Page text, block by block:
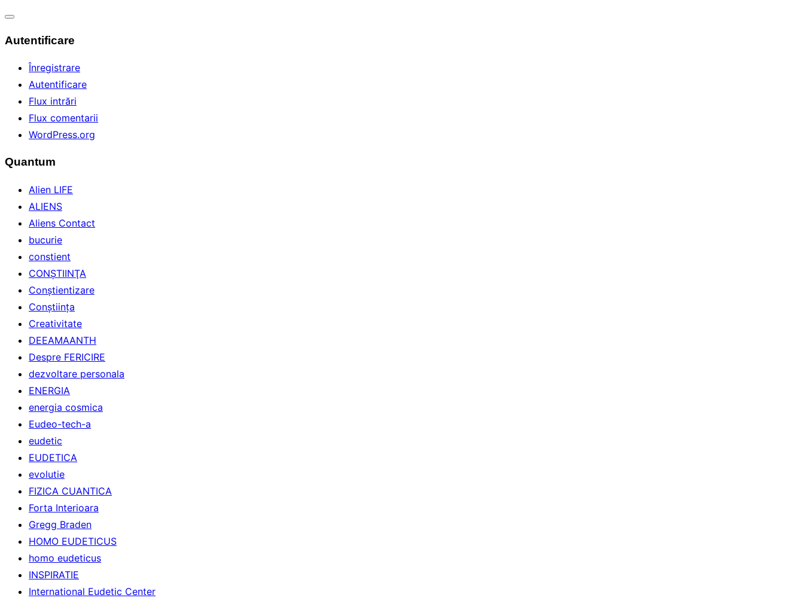
navigarea
Autentificare
Înregistrare
Autentificare
Flux intrări
Flux comentarii
WordPress.org
Quantum
Alien LIFE
ALIENS
Aliens Contact
bucurie
constient
CONŞTIINŢA
Conştientizare
Conştiinţa
Creativitate
DEEAMAANTH
Despre FERICIRE
dezvoltare personala
ENERGIA
energia cosmica
Eudeo-tech-a
eudetic
EUDETICA
evolutie
FIZICA CUANTICA
Forta Interioara
Gregg Braden
HOMO EUDETICUS
homo eudeticus
INSPIRATIE
International Eudetic Center